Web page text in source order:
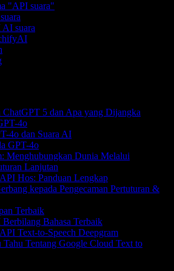
"API suara"
suara
ChatGPT 5 dan Apa yang Dijangka
4o
4o dan Suara AI
GPT-4o
Menghubungkan Dunia Melalui
Lanjutan
Hos: Panduan Lengkap
kepada Pengecaman Pertuturan &
Terbaik
Bahasa Terbaik
Text-to-Speech Deepgram
Tahu Tentang Google Cloud Text to